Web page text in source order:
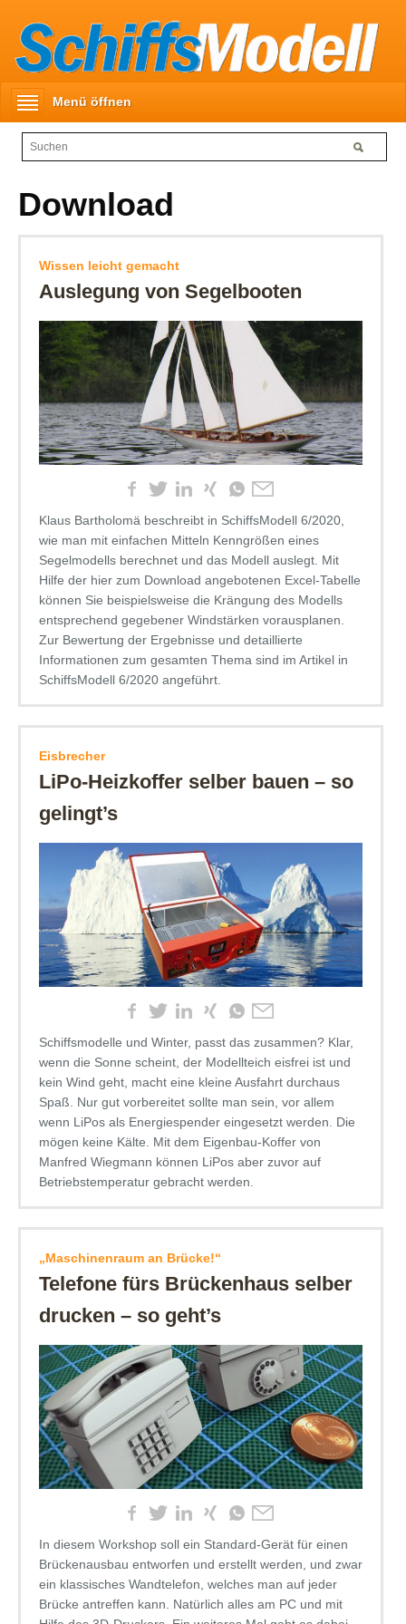
Menü öffnen
Download
Wissen leicht gemacht
Auslegung von Segelbooten
Klaus Bartholomä beschreibt in SchiffsModell 6/2020,
wie man mit einfachen Mitteln Kenngrößen eines
Segelmodells berechnet und das Modell auslegt. Mit
Hilfe der hier zum Download angebotenen Excel-Tabelle
können Sie beispielsweise die Krängung des Modells
entsprechend gegebener Windstärken vorausplanen.
Zur Bewertung der Ergebnisse und detaillierte
Informationen zum gesamten Thema sind im Artikel in
SchiffsModell 6/2020 angeführt.
Eisbrecher
LiPo-Heizkoffer selber bauen – so
gelingt’s
Schiffsmodelle und Winter, passt das zusammen? Klar,
wenn die Sonne scheint, der Modellteich eisfrei ist und
kein Wind geht, macht eine kleine Ausfahrt durchaus
Spaß. Nur gut vorbereitet sollte man sein, vor allem
wenn LiPos als Energiespender eingesetzt werden. Die
mögen keine Kälte. Mit dem Eigenbau-Koffer von
Manfred Wiegmann können LiPos aber zuvor auf
Betriebstemperatur gebracht werden.
„Maschinenraum an Brücke!“
Telefone fürs Brückenhaus selber
drucken – so geht’s
In diesem Workshop soll ein Standard-Gerät für einen
Brückenausbau entworfen und erstellt werden, und zwar
ein klassisches Wandtelefon, welches man auf jeder
Brücke antreffen kann. Natürlich alles am PC und mit